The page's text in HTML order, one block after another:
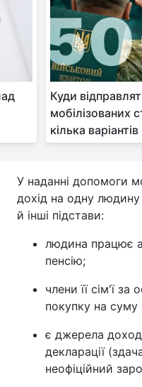
Куди
мобілізованих
кілька варіантів
У наданні допомоги
дохід на одну
й інші підстави:
людина працює
пенсію;
члени її сім'ї за
покупку на
є джерела
декларації
неофіційний